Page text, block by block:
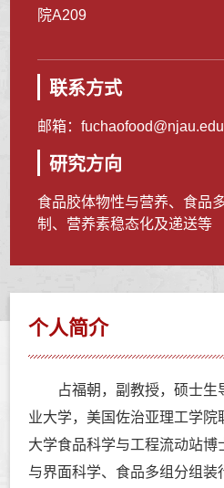
院A209
联系方式
邮箱：
研究方向
食品胶体物性与营养、食品
制、营养素稳态化及递送等
个人简介
占福朝，副教授，硕士
业大学，美国佐治亚理工学院
大学食品科学与工程流动站
与界面科学、食品多组分组装